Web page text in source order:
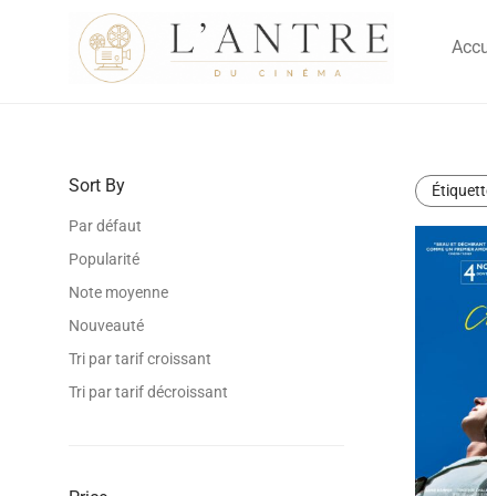
Sort By
Par défaut
Popularité
Note moyenne
Nouveauté
Tri par tarif croissant
Tri par tarif décroissant